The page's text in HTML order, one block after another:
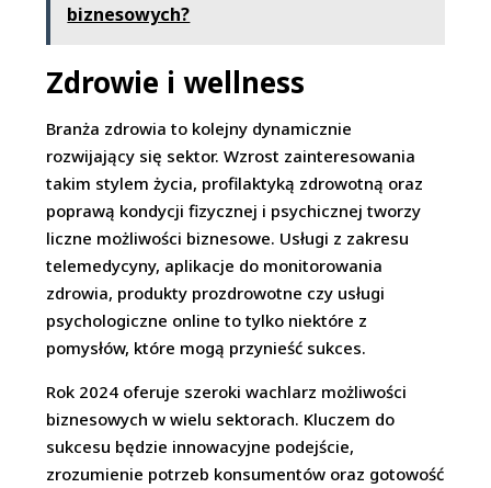
biznesowych?
Zdrowie i wellness
Branża zdrowia to kolejny dynamicznie
rozwijający się sektor. Wzrost zainteresowania
takim stylem życia, profilaktyką zdrowotną oraz
poprawą kondycji fizycznej i psychicznej tworzy
liczne możliwości biznesowe. Usługi z zakresu
telemedycyny, aplikacje do monitorowania
zdrowia, produkty prozdrowotne czy usługi
psychologiczne online to tylko niektóre z
pomysłów, które mogą przynieść sukces.
Rok 2024 oferuje szeroki wachlarz możliwości
biznesowych w wielu sektorach. Kluczem do
sukcesu będzie innowacyjne podejście,
zrozumienie potrzeb konsumentów oraz gotowość